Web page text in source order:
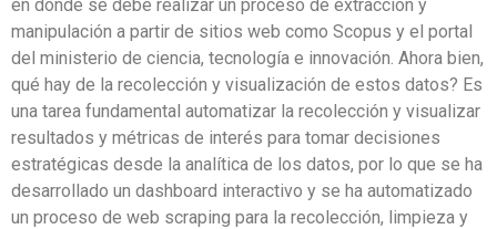
en donde se debe realizar un proceso de extracción y
manipulación a partir de sitios web como Scopus y el portal
del ministerio de ciencia, tecnología e innovación. Ahora bien,
qué hay de la recolección y visualización de estos datos? Es
una tarea fundamental automatizar la recolección y visualizar
resultados y métricas de interés para tomar decisiones
estratégicas desde la analítica de los datos, por lo que se ha
desarrollado un dashboard interactivo y se ha automatizado
un proceso de web scraping para la recolección, limpieza y